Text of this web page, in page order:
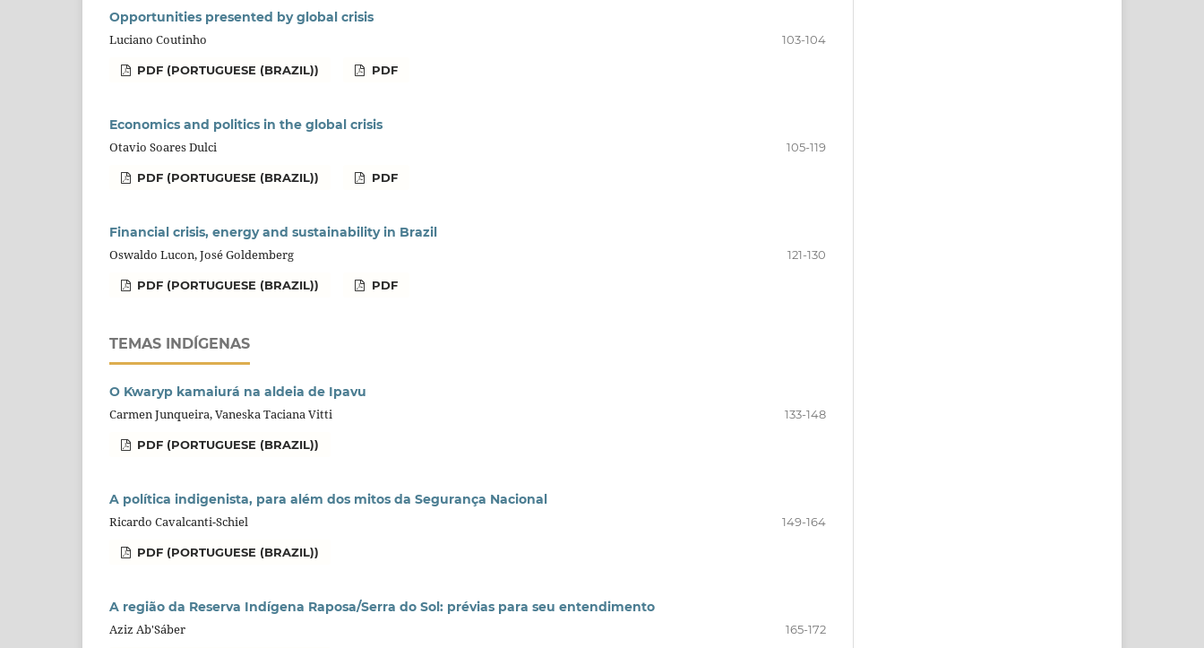
Opportunities presented by global crisis
Luciano Coutinho
103-104
PDF (PORTUGUESE (BRAZIL)) PDF
Economics and politics in the global crisis
Otavio Soares Dulci
105-119
PDF (PORTUGUESE (BRAZIL)) PDF
Financial crisis, energy and sustainability in Brazil
Oswaldo Lucon, José Goldemberg
121-130
PDF (PORTUGUESE (BRAZIL)) PDF
TEMAS INDÍGENAS
O Kwaryp kamaiurá na aldeia de Ipavu
Carmen Junqueira, Vaneska Taciana Vitti
133-148
PDF (PORTUGUESE (BRAZIL))
A política indigenista, para além dos mitos da Segurança Nacional
Ricardo Cavalcanti-Schiel
149-164
PDF (PORTUGUESE (BRAZIL))
A região da Reserva Indígena Raposa/Serra do Sol: prévias para seu entendimento
Aziz Ab'Sáber
165-172